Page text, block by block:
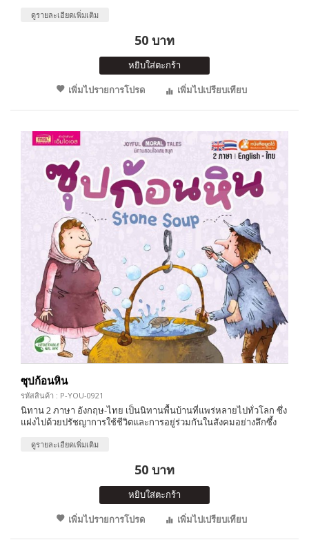
ดูรายละเอียดเพิ่มเติม
50 บาท
หยิบใส่ตะกร้า
เพิ่มไปรายการโปรด
เพิ่มไปเปรียบเทียบ
ซุปก้อนหิน
รหัสสินค้า : P-YOU-0921
นิทาน 2 ภาษา อังกฤษ-ไทย เป็นนิทานพื้นบ้านที่แพร่หลายไปทั่วโลก ซึ่ง
แฝงไปด้วยปรัชญาการใช้ชีวิตและการอยู่ร่วมกันในสังคมอย่างลึกซึ้ง
ดูรายละเอียดเพิ่มเติม
50 บาท
หยิบใส่ตะกร้า
เพิ่มไปรายการโปรด
เพิ่มไปเปรียบเทียบ